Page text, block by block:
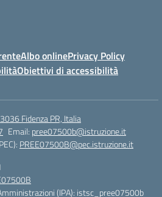
Albo onlinePrivacy Policy
Obiettivi di accessibilità
Fidenza PR, Italia
Email: pree07500b@istruzione.it
PREE07500B@pec.istruzione.it
(IPA): istsc_pree07500b